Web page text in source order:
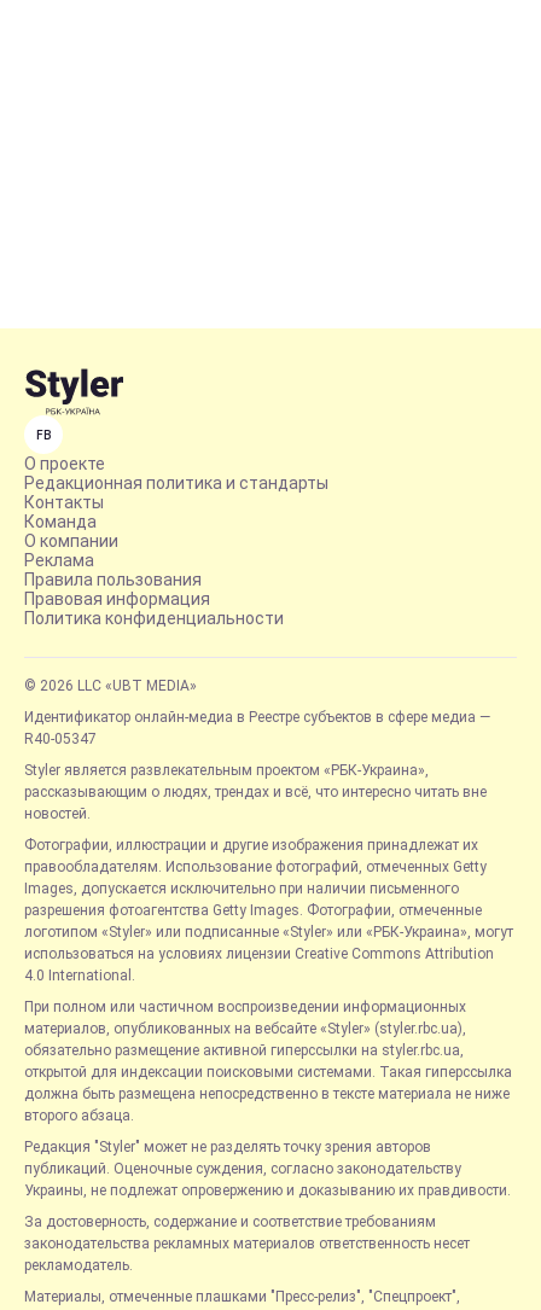
FB
О проекте
Редакционная политика и стандарты
Контакты
Команда
О компании
Реклама
Правила пользования
Правовая информация
Политика конфиденциальности
© 2026 LLC «UBT MEDIA»
Идентификатор онлайн-медиа в Реестре субъектов в сфере медиа —
R40-05347
Styler является развлекательным проектом «РБК-Украина»,
рассказывающим о людях, трендах и всё, что интересно читать вне
новостей.
Фотографии, иллюстрации и другие изображения принадлежат их
правообладателям. Использование фотографий, отмеченных Getty
Images, допускается исключительно при наличии письменного
разрешения фотоагентства Getty Images. Фотографии, отмеченные
логотипом «Styler» или подписанные «Styler» или «РБК-Украина», могут
использоваться на условиях лицензии Creative Commons Attribution
4.0 International.
При полном или частичном воспроизведении информационных
материалов, опубликованных на вебсайте «Styler» (styler.rbc.ua),
обязательно размещение активной гиперссылки на styler.rbc.ua,
открытой для индексации поисковыми системами. Такая гиперссылка
должна быть размещена непосредственно в тексте материала не ниже
второго абзаца.
Редакция "Styler" может не разделять точку зрения авторов
публикаций. Оценочные суждения, согласно законодательству
Украины, не подлежат опровержению и доказыванию их правдивости.
За достоверность, содержание и соответствие требованиям
законодательства рекламных материалов ответственность несет
рекламодатель.
Материалы, отмеченные плашками "Пресс-релиз", "Спецпроект",